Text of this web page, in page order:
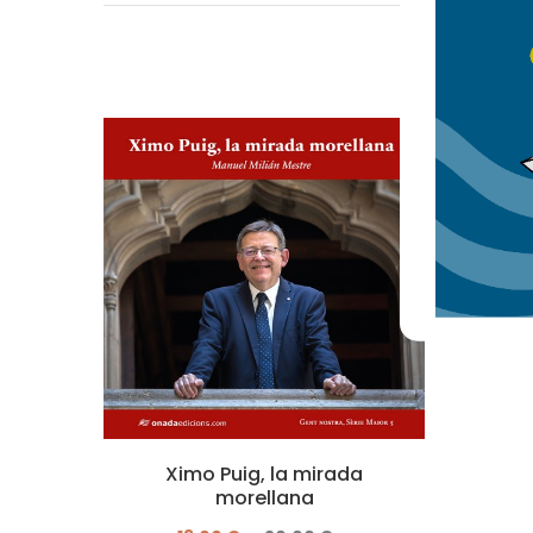
Ximo Puig, la mirada
morellana